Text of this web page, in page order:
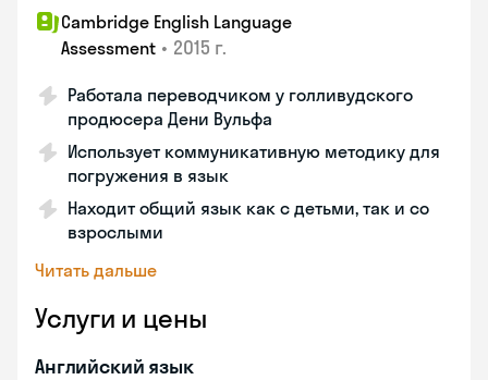
Cambridge English Language
Assessment • 2015 г.
Работала переводчиком у голливудского
продюсера Дени Вульфа
Использует коммуникативную методику для
погружения в язык
Находит общий язык как с детьми, так и со
взрослыми
Читать дальше
Услуги и цены
Английский язык